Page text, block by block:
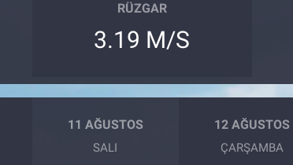
RÜZGAR
3.19 M/S
11 AĞUSTOS
SALI
12 AĞUSTOS
ÇARŞAMBA